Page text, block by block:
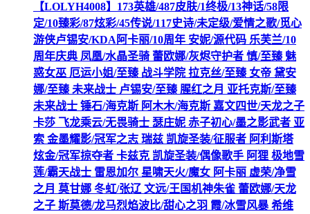
【LOLYH4008】173英雄/487皮肤/1终极/13神话/58限
定/10臻彩/87炫彩/45传说/117史诗/未定级/爱情之歌/觅心
游侠卢锡安/KDA阿卡丽/10周年 安妮/源代码 乐芙兰/10
周年庆典 凤凰/水晶圣骑 蕾欧娜/灰烬守护者 慎/至臻 魅
惑女巫 厄运小姐/至臻 战斗学院 拉克丝/至臻 女帝 黛安
娜/至臻 未来战士 卢锡安/至臻 腥红之月 亚托克斯/至臻
未来战士 锤石/海克斯 阿木木/海克斯 嘉文四世/天龙之子
卡莎 飞龙乘云/无畏骑士 瑟庄妮 赤子初心/墨之影武者 亚
索 金墨耀影/冠军之志 瑞兹 凯旋圣装/征服者 阿利斯塔
炫金/冠军掠夺者 卡兹克 凯旋圣装/偶像歌手 阿狸 极地雪
莲/霸天战士 雷恩加尔 星啸天火/魔女 阿卡丽 虚荣/净雪
之月 莫甘娜 冬虹/张辽 文远/王国机神朱雀 蕾欧娜/天龙
之子 斯莫德/龙马烈焰波比/甜心之羽 霞/冰雪风暴 希维